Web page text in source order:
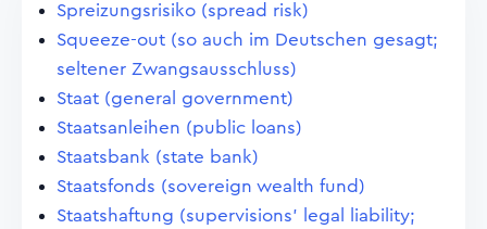
Spreizungsrisiko (spread risk)
Squeeze-out (so auch im Deutschen gesagt;
seltener Zwangsausschluss)
Staat (general government)
Staatsanleihen (public loans)
Staatsbank (state bank)
Staatsfonds (sovereign wealth fund)
Staatshaftung (supervisions' legal liability;